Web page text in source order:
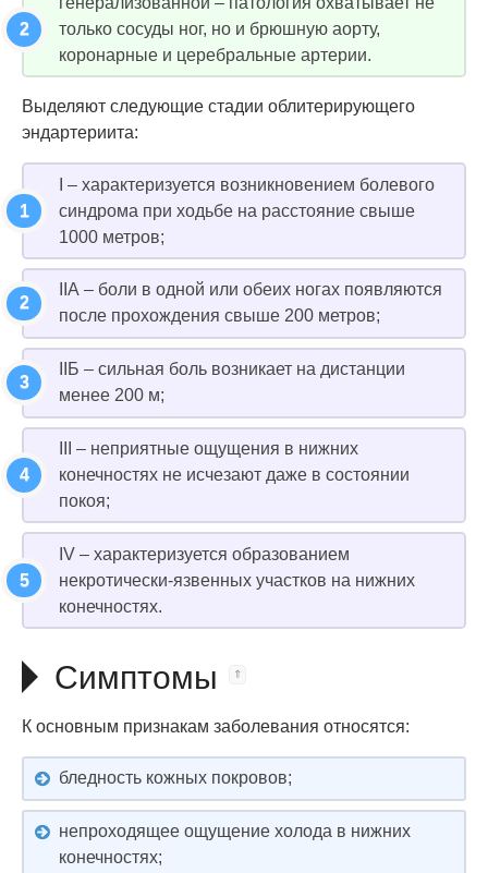
только сосуды ног, но и брюшную аорту,
коронарные и церебральные артерии.
Выделяют следующие стадии облитерирующего
эндартериита:
I – характеризуется возникновением болевого
синдрома при ходьбе на расстояние свыше
1000 метров;
IIА – боли в одной или обеих ногах появляются
после прохождения свыше 200 метров;
IIБ – сильная боль возникает на дистанции
менее 200 м;
III – неприятные ощущения в нижних
конечностях не исчезают даже в состоянии
покоя;
IV – характеризуется образованием
некротически-язвенных участков на нижних
конечностях.
Симптомы
К основным признакам заболевания относятся:
бледность кожных покровов;
непроходящее ощущение холода в нижних
конечностях;